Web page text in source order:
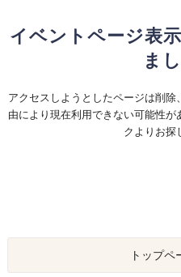
イベントページ表
ま
アクセスしようとしたページは削
由により現在利用できない可能性
クよりお探
トップペ